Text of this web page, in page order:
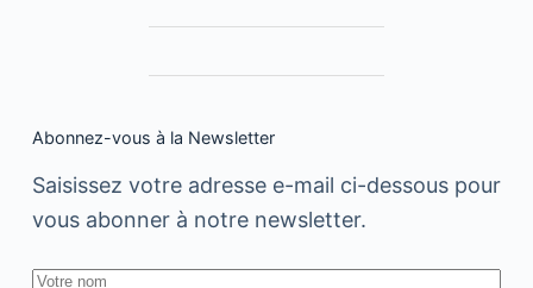
Abonnez-vous à la Newsletter
Saisissez votre adresse e-mail ci-dessous pour
vous abonner à notre newsletter.